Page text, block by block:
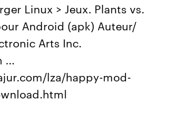
Linux > Jeux. Plants vs.
Android (apk) Auteur/
Arts Inc.
...
lza/happy-mod-